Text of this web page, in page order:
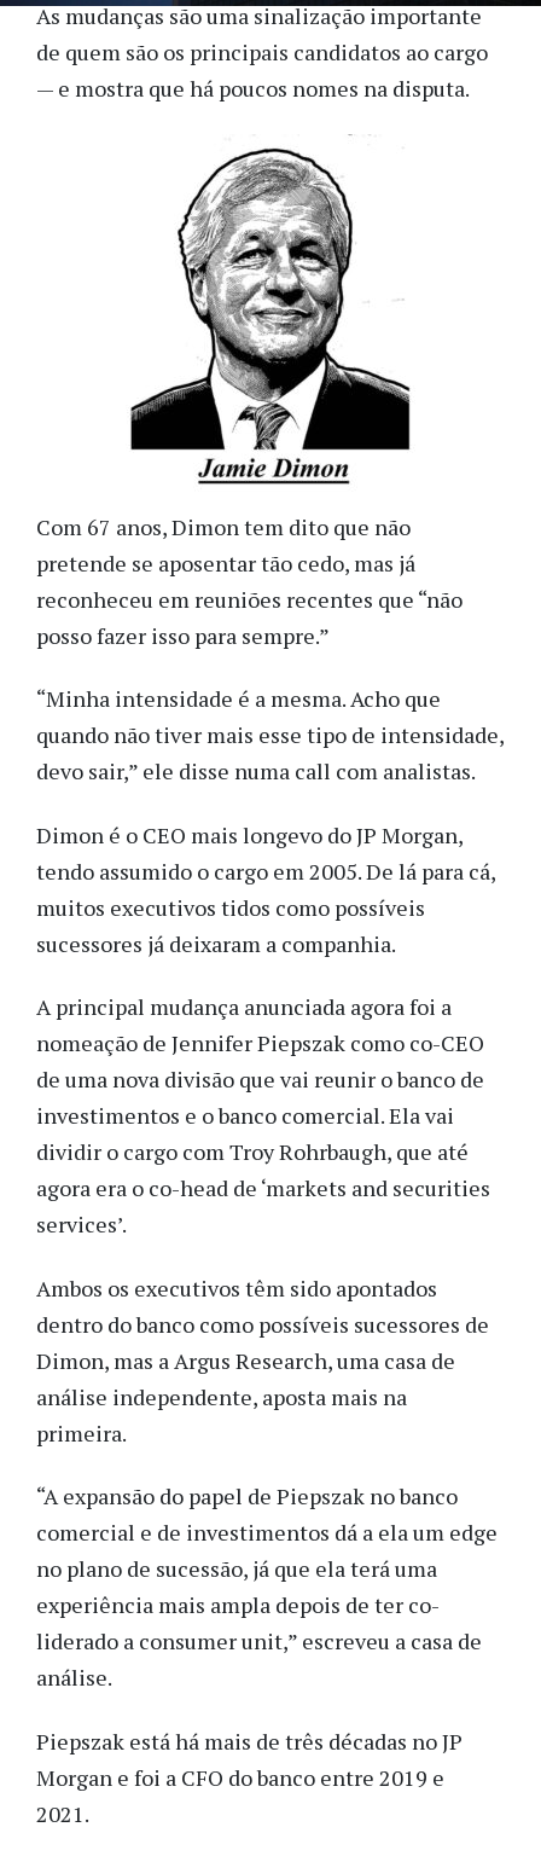
As mudanças são uma sinalização importante
de quem são os principais candidatos ao cargo
— e mostra que há poucos nomes na disputa.
Com 67 anos, Dimon tem dito que não
pretende se aposentar tão cedo, mas já
reconheceu em reuniões recentes que “não
posso fazer isso para sempre.”
“Minha intensidade é a mesma. Acho que
quando não tiver mais esse tipo de intensidade,
devo sair,” ele disse numa call com analistas.
Dimon é o CEO mais longevo do JP Morgan,
tendo assumido o cargo em 2005. De lá para cá,
muitos executivos tidos como possíveis
sucessores já deixaram a companhia.
A principal mudança anunciada agora foi a
nomeação de Jennifer Piepszak como co-CEO
de uma nova divisão que vai reunir o banco de
investimentos e o banco comercial. Ela vai
dividir o cargo com Troy Rohrbaugh, que até
agora era o co-head de ‘markets and securities
services’.
Ambos os executivos têm sido apontados
dentro do banco como possíveis sucessores de
Dimon, mas a Argus Research, uma casa de
análise independente, aposta mais na
primeira.
“A expansão do papel de Piepszak no banco
comercial e de investimentos dá a ela um edge
no plano de sucessão, já que ela terá uma
experiência mais ampla depois de ter co-
liderado a consumer unit,” escreveu a casa de
análise.
Piepszak está há mais de três décadas no JP
Morgan e foi a CFO do banco entre 2019 e
2021.